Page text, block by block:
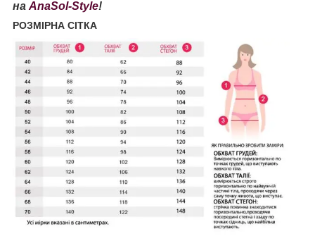
на AnaSol-Style!
РОЗМІРНА СІТКА